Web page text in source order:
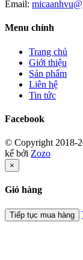
Email:
Menu chính
Trang chủ
Giới thiệu
Sản phẩm
Liên hệ
Tin tức
Facebook
© Copyright 2018-
kế bởi Zozo
×
Giỏ hàng
Tiếp tục mua hàng